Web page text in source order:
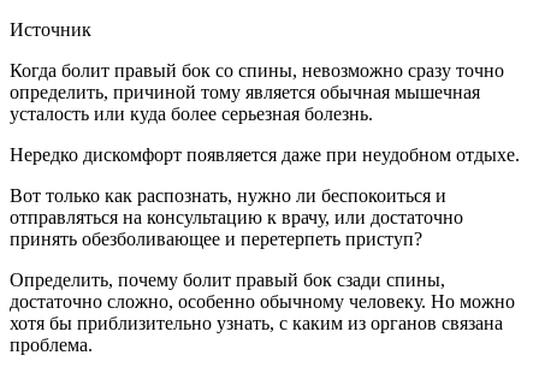
Источник
Когда болит правый бок со спины, невозможно сразу точно
определить, причиной тому является обычная мышечная
усталость или куда более серьезная болезнь.
Нередко дискомфорт появляется даже при неудобном отдыхе.
Вот только как распознать, нужно ли беспокоиться и
отправляться на консультацию к врачу, или достаточно
принять обезболивающее и перетерпеть приступ?
Определить, почему болит правый бок сзади спины,
достаточно сложно, особенно обычному человеку. Но можно
хотя бы приблизительно узнать, с каким из органов связана
проблема.